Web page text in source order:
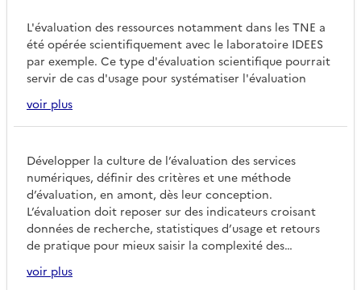
L'évaluation des ressources notamment dans les TNE a
été opérée scientifiquement avec le laboratoire IDEES
par exemple. Ce type d'évaluation scientifique pourrait
servir de cas d'usage pour systématiser l'évaluation
voir plus
Développer la culture de l’évaluation des services
numériques, définir des critères et une méthode
d’évaluation, en amont, dès leur conception.
L’évaluation doit reposer sur des indicateurs croisant
données de recherche, statistiques d’usage et retours
de pratique pour mieux saisir la complexité des
contextes dans lesquels évoluent les pratiques
numériques.
voir plus